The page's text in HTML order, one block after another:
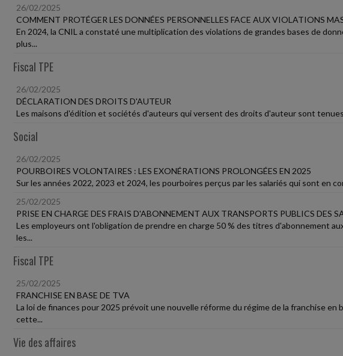
26/02/2025
COMMENT PROTÉGER LES DONNÉES PERSONNELLES FACE AUX VIOLATIONS
En 2024, la CNIL a constaté une multiplication des violations de grandes bases de
plus...
Fiscal TPE
26/02/2025
DÉCLARATION DES DROITS D'AUTEUR
Les maisons d'édition et sociétés d'auteurs qui versent des droits d'auteur sont
Social
26/02/2025
POURBOIRES VOLONTAIRES : LES EXONÉRATIONS PROLONGÉES EN 2025
Sur les années 2022, 2023 et 2024, les pourboires perçus par les salariés qui sont en
25/02/2025
PRISE EN CHARGE DES FRAIS D'ABONNEMENT AUX TRANSPORTS PUBLICS DES
Les employeurs ont l'obligation de prendre en charge 50 % des titres d'abonnement
les...
Fiscal TPE
25/02/2025
FRANCHISE EN BASE DE TVA
La loi de finances pour 2025 prévoit une nouvelle réforme du régime de la franchise
cette...
Vie des affaires